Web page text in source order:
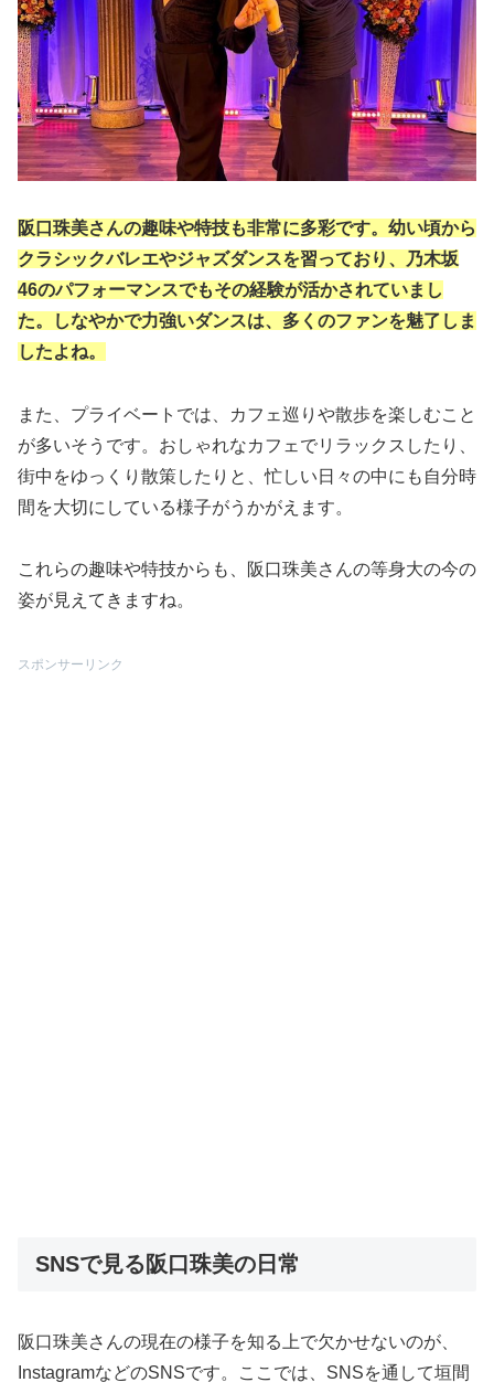
阪口珠美さんの趣味や特技も非常に多彩です。幼い頃から
クラシックバレエやジャズダンスを習っており、乃木坂
46のパフォーマンスでもその経験が活かされていまし
た。しなやかで力強いダンスは、多くのファンを魅了しま
したよね。
また、プライベートでは、カフェ巡りや散歩を楽しむこと
が多いそうです。おしゃれなカフェでリラックスしたり、
街中をゆっくり散策したりと、忙しい日々の中にも自分時
間を大切にしている様子がうかがえます。
これらの趣味や特技からも、阪口珠美さんの等身大の今の
姿が見えてきますね。
スポンサーリンク
SNSで見る阪口珠美の日常
阪口珠美さんの現在の様子を知る上で欠かせないのが、
InstagramなどのSNSです。ここでは、SNSを通して垣間